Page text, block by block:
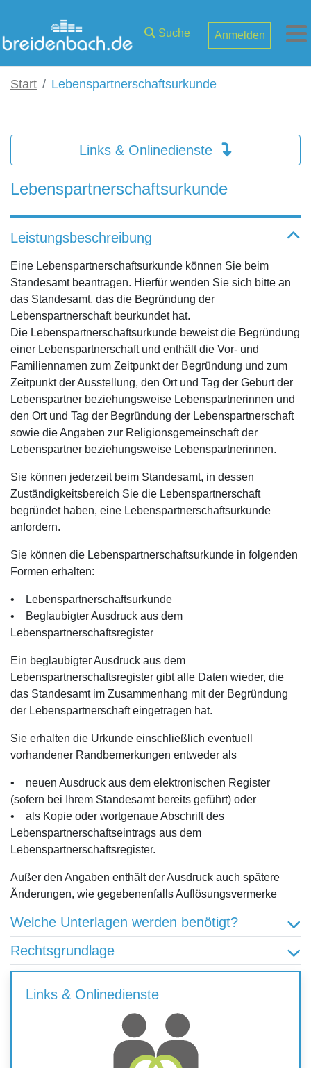
Suche Anmelden
Start Lebenspartnerschaftsurkunde
Links & Onlinedienste
Lebenspartnerschaftsurkunde
Leistungsbeschreibung
Eine Lebenspartnerschaftsurkunde können Sie beim
Standesamt beantragen. Hierfür wenden Sie sich bitte an
das Standesamt, das die Begründung der
Lebenspartnerschaft beurkundet hat.
Die Lebenspartnerschaftsurkunde beweist die Begründung
einer Lebenspartnerschaft und enthält die Vor- und
Familiennamen zum Zeitpunkt der Begründung und zum
Zeitpunkt der Ausstellung, den Ort und Tag der Geburt der
Lebenspartner beziehungsweise Lebenspartnerinnen und
den Ort und Tag der Begründung der Lebenspartnerschaft
sowie die Angaben zur Religionsgemeinschaft der
Lebenspartner beziehungsweise Lebenspartnerinnen.
Sie können jederzeit beim Standesamt, in dessen
Zuständigkeitsbereich Sie die Lebenspartnerschaft
begründet haben, eine Lebenspartnerschaftsurkunde
anfordern.
Sie können die Lebenspartnerschaftsurkunde in folgenden
Formen erhalten:
• Lebenspartnerschaftsurkunde
• Beglaubigter Ausdruck aus dem
Lebenspartnerschaftsregister
Ein beglaubigter Ausdruck aus dem
Lebenspartnerschaftsregister gibt alle Daten wieder, die
das Standesamt im Zusammenhang mit der Begründung
der Lebenspartnerschaft eingetragen hat.
Sie erhalten die Urkunde einschließlich eventuell
vorhandener Randbemerkungen entweder als
• neuen Ausdruck aus dem elektronischen Register
(sofern bei Ihrem Standesamt bereits geführt) oder
• als Kopie oder wortgenaue Abschrift des
Lebenspartnerschaftseintrags aus dem
Lebenspartnerschaftsregister.
Außer den Angaben enthält der Ausdruck auch spätere
Änderungen, wie gegebenenfalls Auflösungsvermerke
Welche Unterlagen werden benötigt?
Rechtsgrundlage
Links & Onlinedienste